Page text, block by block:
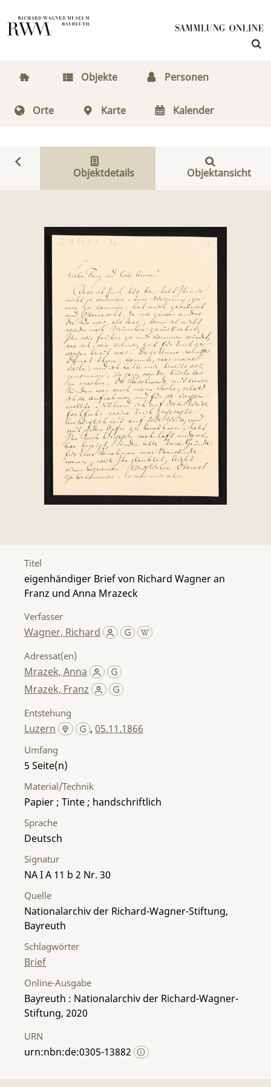
Objekte Personen
Orte Karte Kalender
Objektdetails Objektansicht
Titel
eigenhändiger Brief von Richard Wagner an
Franz und Anna Mrazeck
Verfasser
Wagner, Richard
Adressat(en)
Mrazek, Anna
Mrazek, Franz
Entstehung
Luzern ,05.11.1866
Umfang
5
Material/Technik
Papier ; Tinte ; handschriftlich
Sprache
Deutsch
Signatur
NA I A 11 b 2 Nr. 30
Quelle
Nationalarchiv der Richard-Wagner-Stiftung,
Bayreuth
Schlagwörter
Brief
Online-Ausgabe
Bayreuth : Nationalarchiv der Richard-Wagner-
Stiftung, 2020
URN
urn:nbn:de:0305-13882